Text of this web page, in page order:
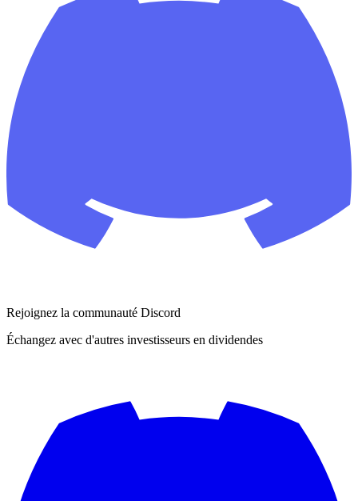
Rejoignez la communauté Discord
Échangez avec d'autres investisseurs en dividendes